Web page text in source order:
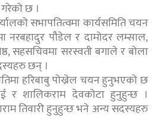
छ ।
सभापतित्वमा कार्यसमिति चयन
पौडेल र दामोदर लम्साल,
सहसचिवमा सरस्वती बगाले र बोला
छन् ।
हरिबाबु पोख्रेल चयन हुनुभएको छ
र शालिकराम देवकोटा हुनुहुन्छ ।
तिवारी हुनुहुन्छ भने अन्य सदस्यहरु